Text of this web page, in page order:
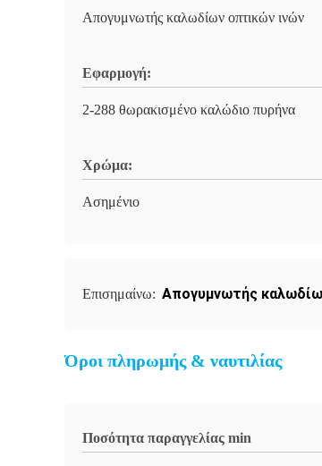
Απογυμνωτής καλωδίων οπτικών ινών
Εφαρμογή:
2-288 θωρακισμένο καλώδιο πυρήνα
Χρώμα:
Ασημένιο
Επισημαίνω: Απογυμνωτής
Όροι πληρωμής & ναυτιλίας
Ποσότητα παραγγελίας min